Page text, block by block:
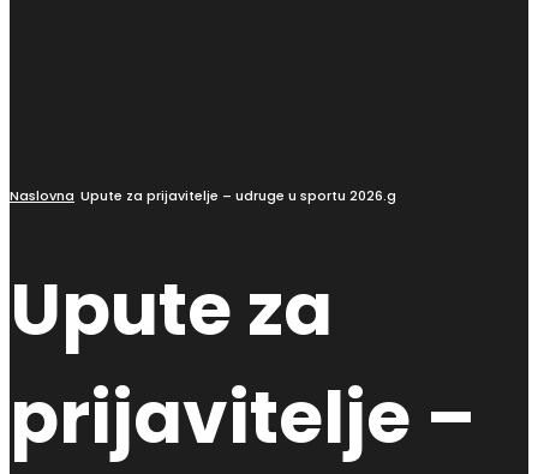
Naslovna Upute za prijavitelje – udruge u sportu 2026.g
Upute za
prijavitelje –